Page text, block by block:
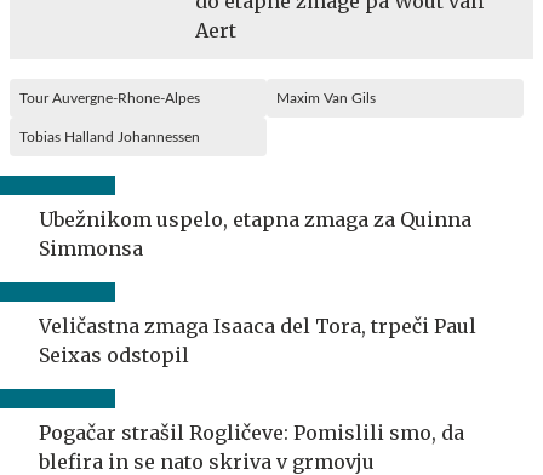
Aert
Tour Auvergne-Rhone-Alpes Maxim Van Gils
Tobias Halland Johannessen
Ubežnikom uspelo, etapna zmaga za Quinna
Simmonsa
Veličastna zmaga Isaaca del Tora, trpeči Paul
Seixas odstopil
Pogačar strašil Rogličeve: Pomislili smo, da
blefira in se nato skriva v grmovju